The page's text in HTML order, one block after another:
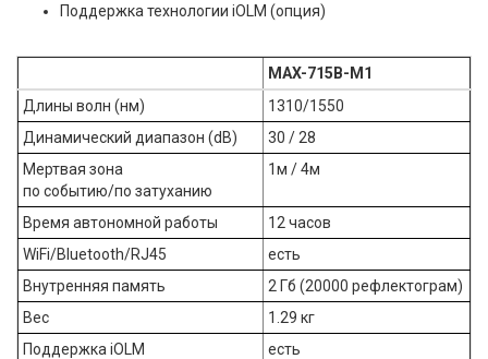
Поддержка технологии iOLM (опция)
MAX-715B-M1
Длины волн (нм)
1310/1550
Динамический диапазон (dB)
30 / 28
Мертвая зона
по событию/по затуханию
1м / 4м
Время автономной работы
12 часов
WiFi/Bluetooth/RJ45
есть
Внутренняя память
2 Гб (20000 рефлектограм)
Вес
1.29 кг
Поддержка iOLM
есть